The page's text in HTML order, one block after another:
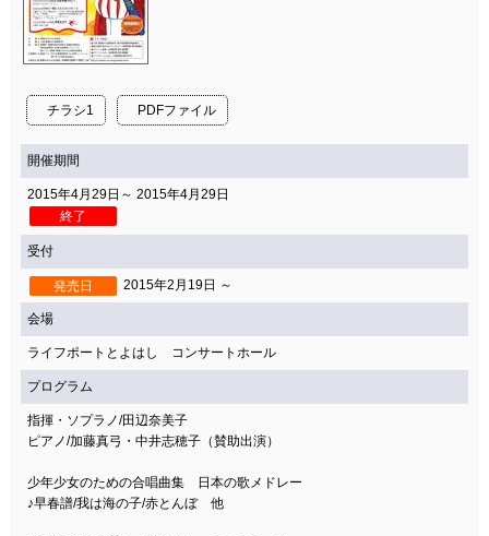
チラシ1 PDFファイル
開催期間
2015年4月29日～ 2015年4月29日
終了
受付
発売日 2015年2月19日 ～
会場
ライフポートとよはし コンサートホール
プログラム
指揮・ソプラノ/田辺奈美子
ピアノ/加藤真弓・中井志穂子（賛助出演）
少年少女のための合唱曲集 日本の歌メドレー
♪早春譜/我は海の子/赤とんぼ 他